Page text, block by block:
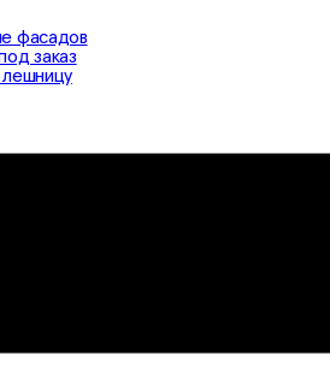
фасадов
заказ